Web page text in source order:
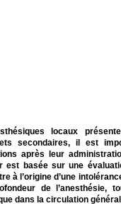
locaux
secondaires, il est
après leur
est basée sur une
à l’origine d’une
de l’anesthésie,
dans la circulation